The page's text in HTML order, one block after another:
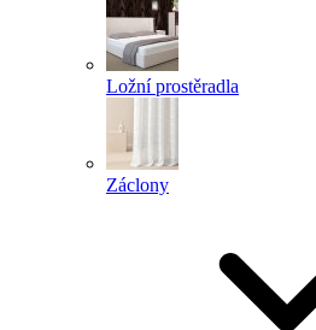
Ložní prostěradla
Záclony